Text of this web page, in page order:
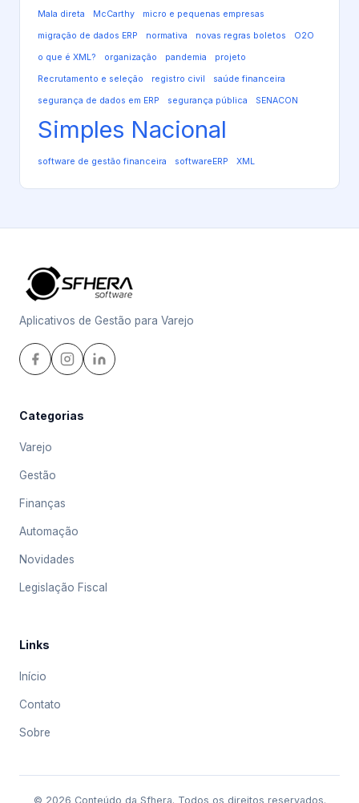
Mala direta McCarthy micro e pequenas empresas
migração de dados ERP normativa novas regras boletos O2O
o que é XML? organização pandemia projeto
Recrutamento e seleção registro civil saúde financeira
segurança de dados em ERP segurança pública SENACON
Simples Nacional
software de gestão financeira softwareERP XML
Aplicativos de Gestão para Varejo
Categorias
Varejo
Gestão
Finanças
Automação
Novidades
Legislação Fiscal
Links
Início
Contato
Sobre
© 2026 Conteúdo da Sfhera. Todos os direitos reservados.